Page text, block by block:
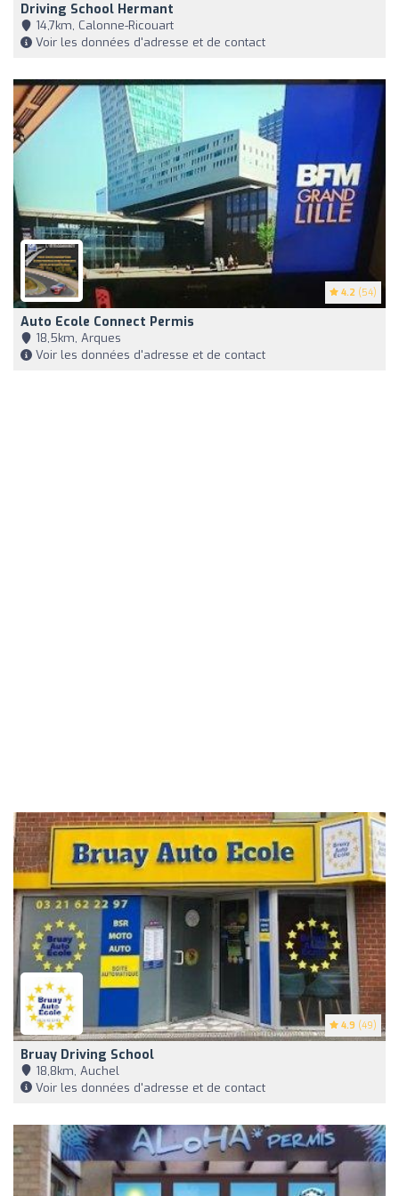
Driving School Hermant
14,7km, Calonne-Ricouart
Voir les données d'adresse et de contact
4.2 (54)
Auto Ecole Connect Permis
18,5km, Arques
Voir les données d'adresse et de contact
4.9 (49)
Bruay Driving School
18,8km, Auchel
Voir les données d'adresse et de contact